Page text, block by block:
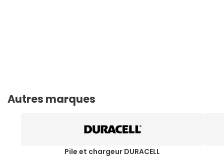
Autres marques
Pile et chargeur DURACELL